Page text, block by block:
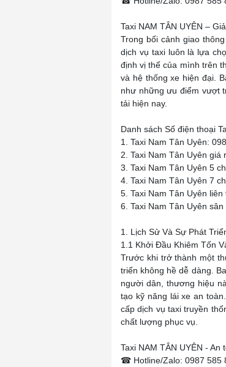
Taxi NAM TÂN UYÊN –
Trong bối cảnh giao
dịch vụ taxi luôn là lựa
định vị thế của mình trên
và hệ thống xe hiện đại.
như những ưu điểm vượt
tải hiện nay.
Danh sách Số điện thoại
1. Taxi Nam Tân Uyên:
2. Taxi Nam Tân Uyên giá
3. Taxi Nam Tân Uyên 5
4. Taxi Nam Tân Uyên 7
5. Taxi Nam Tân Uyên
6. Taxi Nam Tân Uyên
1. Lịch Sử Và Sự Phát
1.1 Khởi Đầu Khiêm Tốn
Trước khi trở thành một
triển không hề dễ dàng.
người dân, thương hiệu
tạo kỹ năng lái xe an
cấp dịch vụ taxi truyền
chất lượng phục vụ.
Taxi NAM TÂN UYÊN -
☎ Hotline/Zalo: 0987 585